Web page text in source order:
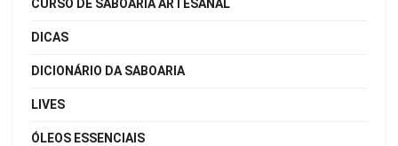
CURSO DE SABOARIA ARTESANAL
DICAS
DICIONÁRIO DA SABOARIA
LIVES
ÓLEOS ESSENCIAIS